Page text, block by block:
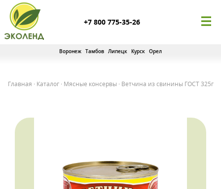
+7 800 775-35-26
Воронеж Тамбов Липецк Курск Орел
Главная · Каталог· Мясные консервы · Ветчина из свинины ГОСТ 325г